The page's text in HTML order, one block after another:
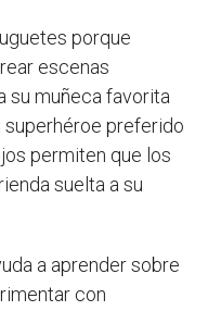
porque
escenas
su muñeca favorita
superhéroe preferido
permiten que los
suelta a su
a aprender sobre
con